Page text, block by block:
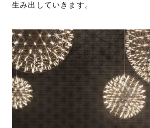
生み出していきます。